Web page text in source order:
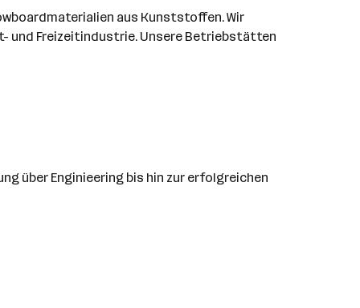
aus Kunststoffen. Wir
und Freizeitindustrie. Unsere Betriebstätten
über Enginieering bis hin zur erfolgreichen